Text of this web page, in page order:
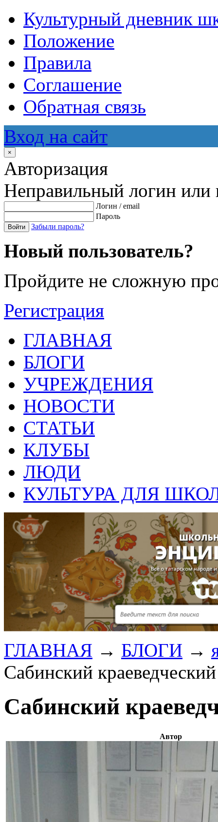
Культурный дневник
Положение
Правила
Соглашение
Обратная связь
Вход на сайт
×
Авторизация
Неправильный логин или
Логин / email
Пароль
Войти Забыли пароль?
Новый пользователь?
Пройдите не сложную
Регистрация
ГЛАВНАЯ
БЛОГИ
УЧРЕЖДЕНИЯ
НОВОСТИ
СТАТЬИ
КЛУБЫ
ЛЮДИ
КУЛЬТУРА ДЛЯ
ГЛАВНАЯ → БЛОГИ →
Сабинский
Сабинский
Автор